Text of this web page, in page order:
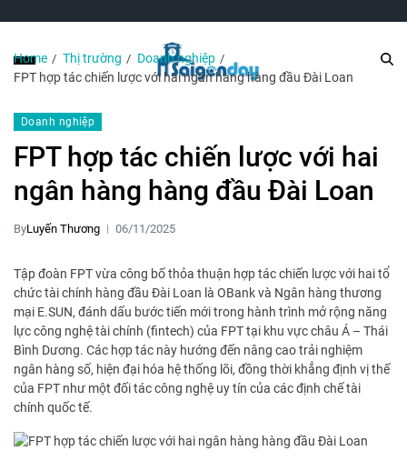
Home Thị trường
Doanh nghiệp
FPT hợp tác chiến lược với hai ngân hàng hàng đầu Đài Loan
Doanh nghiệp
FPT hợp tác chiến lược với hai
ngân hàng hàng đầu Đài Loan
ByLuyến Thương 06/11/2025
Tập đoàn FPT vừa công bố thỏa thuận hợp tác chiến lược với hai tổ
chức tài chính hàng đầu Đài Loan là OBank và Ngân hàng thương
mại E.SUN, đánh dấu bước tiến mới trong hành trình mở rộng năng
lực công nghệ tài chính (fintech) của FPT tại khu vực châu Á – Thái
Bình Dương. Các hợp tác này hướng đến nâng cao trải nghiệm
ngân hàng số, hiện đại hóa hệ thống lõi, đồng thời khẳng định vị thế
của FPT như một đối tác công nghệ uy tín của các định chế tài
chính quốc tế.